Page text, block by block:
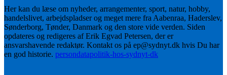
Her kan du læse om nyheder, arrangementer, sport, natur, hobby,
handelslivet, arbejdspladser og meget mere fra Aabenraa, Haderslev,
Sønderborg, Tønder, Danmark og den store vide verden. Siden
opdateres og redigeres af Erik Egvad Petersen, der er
ansvarshavende redaktør. Kontakt os på ep@sydnyt.dk hvis Du har
en god historie. persondatapolitik-hos-sydnyt-dk